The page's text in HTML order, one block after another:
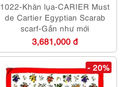
1022-Khăn lụa-CARIER Must
de Cartier Egyptian Scarab
scarf-Gần như mới
3,681,000 đ
- 20%